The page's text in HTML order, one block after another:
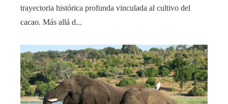
trayectoria histórica profunda vinculada al cultivo del
cacao. Más allá d...